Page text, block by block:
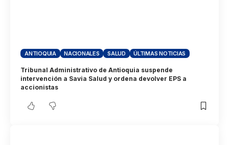
ANTIOQUIA NACIONALES SALUD ÚLTIMAS NOTICIAS
Tribunal Administrativo de Antioquia suspende
intervención a Savia Salud y ordena devolver EPS a
accionistas